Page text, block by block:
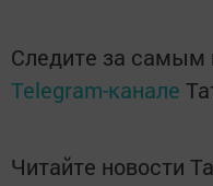
Следите за
Telegram-канале
Читайте новости